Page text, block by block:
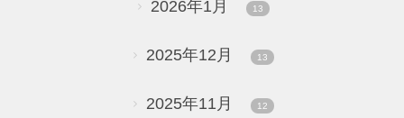
2026年1月 13
2025年12月 13
2025年11月 12